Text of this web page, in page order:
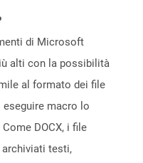
di Microsoft
alti con la possibilità
al formato dei file
eseguire macro lo
DOCX, i file
archiviati testi,